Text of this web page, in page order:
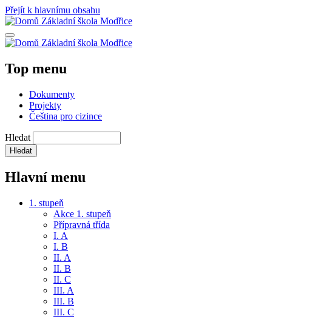
Přejít k hlavnímu obsahu
Základní škola Modřice
Základní škola Modřice
Top menu
Dokumenty
Projekty
Čeština pro cizince
Hledat
Hlavní menu
1. stupeň
Akce 1. stupeň
Přípravná třída
I. A
I. B
II. A
II. B
II. C
III. A
III. B
III. C